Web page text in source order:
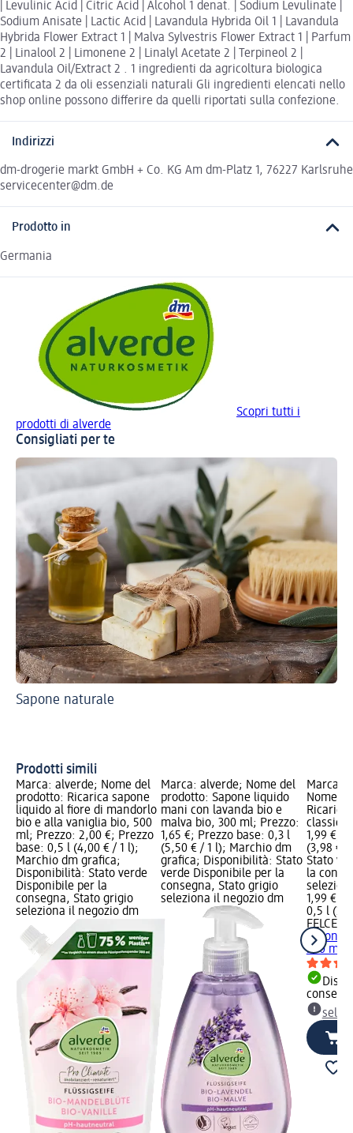
| Levulinic Acid | Citric Acid | Alcohol 1 denat. | Sodium Levulinate |
Sodium Anisate | Lactic Acid | Lavandula Hybrida Oil 1 | Lavandula
Hybrida Flower Extract 1 | Malva Sylvestris Flower Extract 1 | Parfum
2 | Linalool 2 | Limonene 2 | Linalyl Acetate 2 | Terpineol 2 |
Lavandula Oil/Extract 2 . 1 ingredienti da agricoltura biologica
certificata 2 da oli essenziali naturali Gli ingredienti elencati nello
shop online possono differire da quelli riportati sulla confezione.
Indirizzi
dm-drogerie markt GmbH + Co. KG Am dm-Platz 1, 76227 Karlsruhe
servicecenter@dm.de
Prodotto in
Germania
Scopri tutti i
prodotti di alverde
Consigliati per te
Sapone naturale
Prodotti simili
Marca: alverde; Nome del
prodotto: Ricarica sapone
liquido al fiore di mandorlo
bio e alla vaniglia bio, 500
ml; Prezzo: 2,00 €; Prezzo
base: 0,5 l (4,00 € / 1 l);
Marchio dm grafica;
Disponibilità: Stato verde
Disponibile per la
consegna, Stato grigio
seleziona il negozio dm
Marca: alverde; Nome del
prodotto: Sapone liquido
mani con lavanda bio e
malva bio, 300 ml; Prezzo:
1,65 €; Prezzo base: 0,3 l
(5,50 € / 1 l); Marchio dm
grafica; Disponibilità: Stato
verde Disponibile per la
consegna, Stato grigio
seleziona il negozio dm
Marca:
Nome
Ricarica
1,99 €;
(3,98 €
Stato
la
1,99 €
0,5 l
FELCE
sapone
500 ml